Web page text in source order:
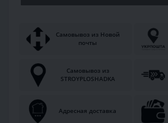
Самовывоз из Новой
почты
Самовывоз из
STROYPLOSHADKA
Адресная доставка